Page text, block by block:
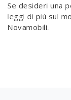
Se desideri una
leggi di più sul
Novamobili.